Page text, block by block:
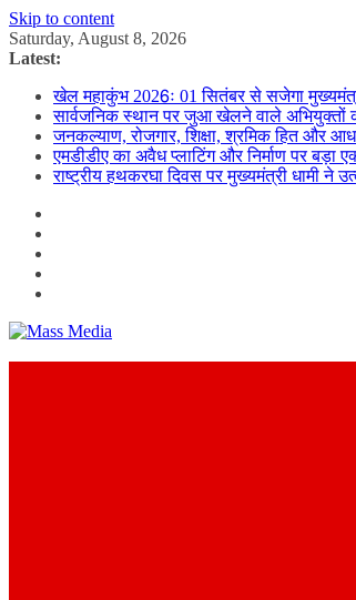
Skip to content
Saturday, August 8, 2026
Latest:
खेल महाकुंभ 2026ः 01 सितंबर से सजेगा
सार्वजनिक स्थान पर जुआ खेलने वाले अभियुक्तों
जनकल्याण, रोजगार, शिक्षा, श्रमिक हित और
एमडीडीए का अवैध प्लाटिंग और निर्माण पर बड़ा
राष्ट्रीय हथकरघा दिवस पर मुख्यमंत्री धामी ने